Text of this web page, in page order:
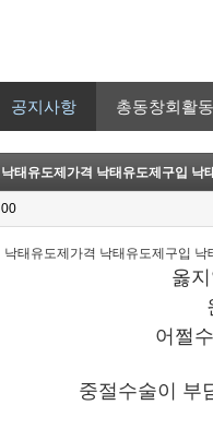
공지사항 총동창회활동
낙태유도제가격 낙태유도제구입 낙
00
낙태유도제가격 낙태유도제구입 낙
옳
어쩔
중절수술이 부